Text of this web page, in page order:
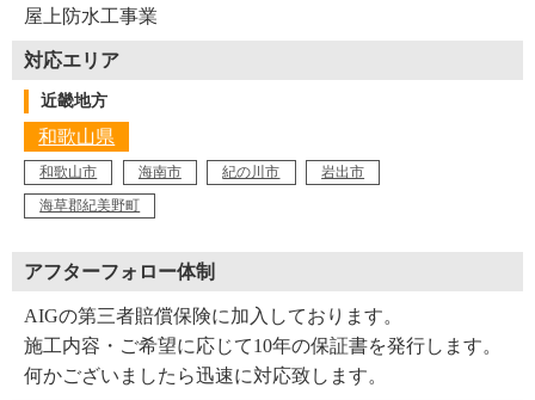
屋上防水工事業
対応エリア
近畿地方
和歌山県
和歌山市 海南市 紀の川市
岩出市
海草郡紀美野町
アフターフォロー体制
AIGの第三者賠償保険に加入しております。
施工内容・ご希望に応じて10年の保証書を発行します。
何かございましたら迅速に対応致します。